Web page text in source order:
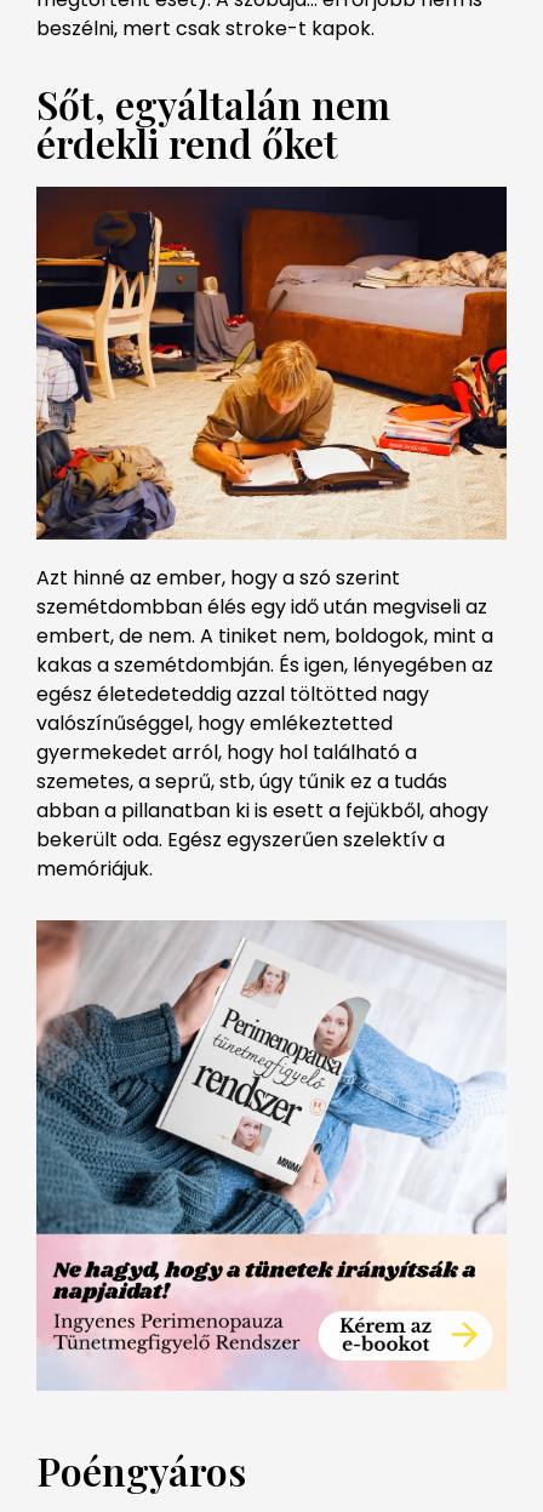
beszélni, mert csak stroke-t kapok.
Sőt, egyáltalán nem
érdekli rend őket
Azt hinné az ember, hogy a szó szerint
szemétdombban élés egy idő után megviseli az
embert, de nem. A tiniket nem, boldogok, mint a
kakas a szemétdombján. És igen, lényegében az
egész életedeteddig azzal töltötted nagy
valószínűséggel, hogy emlékeztetted
gyermekedet arról, hogy hol található a
szemetes, a seprű, stb, úgy tűnik ez a tudás
abban a pillanatban ki is esett a fejükből, ahogy
bekerült oda. Egész egyszerűen szelektív a
memóriájuk.
Poéngyáros